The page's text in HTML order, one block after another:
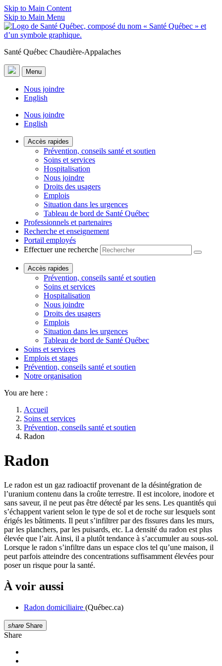
Skip to Main Content
Skip to Main Menu
Santé Québec Chaudière-Appalaches
Menu
Nous joindre
English
Nous joindre
English
Accès rapides
Prévention, conseils santé et soutien
Soins et services
Hospitalisation
Nous joindre
Droits des usagers
Emplois
Situation dans les urgences
Tableau de bord de Santé Québec
Professionnels et partenaires
Recherche et enseignement
Portail employés
Effectuer une recherche
Accès rapides
Prévention, conseils santé et soutien
Soins et services
Hospitalisation
Nous joindre
Droits des usagers
Emplois
Situation dans les urgences
Tableau de bord de Santé Québec
Soins et services
Emplois et stages
Prévention, conseils santé et soutien
Notre organisation
You are here :
Accueil
Soins et services
Prévention, conseils santé et soutien
Radon
Radon
Le radon est un gaz radioactif provenant de la désintégration de
l’uranium contenu dans la croûte terrestre. Il est incolore, inodore et
sans saveur, il ne peut pas être détecté par les sens. Les quantités qui
s’échappent varient selon le type de sol et de roche sur lesquels sont
érigés les bâtiments. Il peut s’infiltrer par des fissures dans les murs,
par les planchers, par les puisards, etc. La densité du radon est plus
élevée que l’air. Ainsi, il a plutôt tendance à s’accumuler au sous-sol.
Lorsque le radon s’infiltre dans un espace clos tel qu’une maison, il
peut parfois atteindre des concentrations suffisamment élevées pour
poser un risque pour la santé.
À voir aussi
Radon domiciliaire (Québec.ca)
share Share
Share